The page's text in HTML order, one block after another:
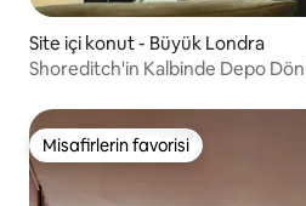
Site içi konut - Büyük Londra
Shoreditch'in Kalbinde Depo
Misafirlerin favorisi
Misafirlerin favorisi